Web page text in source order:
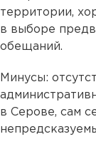
территории,
в выборе
обещаний.
Минусы:
в Серове, сам